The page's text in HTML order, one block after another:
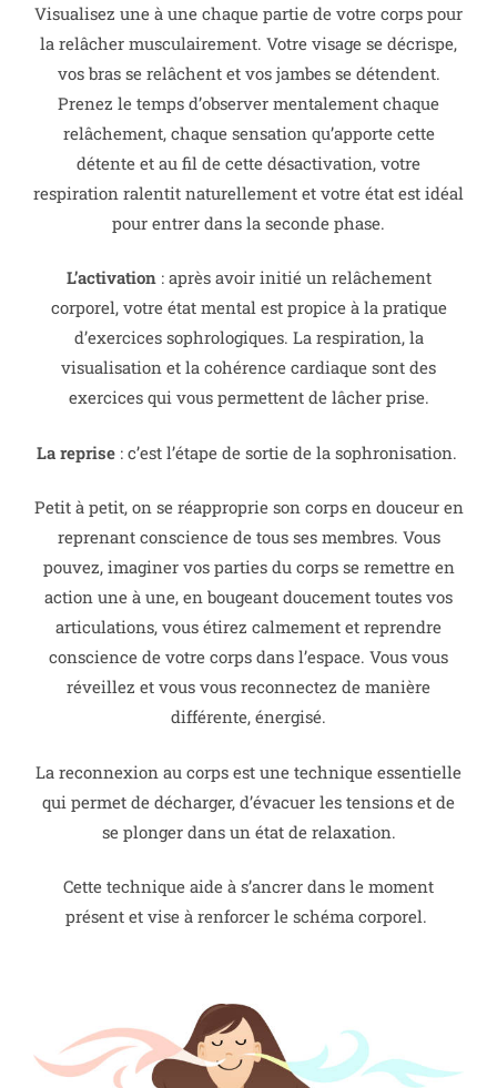
Visualisez une à une chaque partie de votre corps pour
la relâcher musculairement. Votre visage se décrispe,
vos bras se relâchent et vos jambes se détendent.
Prenez le temps d’observer mentalement chaque
relâchement, chaque sensation qu’apporte cette
détente et au fil de cette désactivation, votre
respiration ralentit naturellement et votre état est idéal
pour entrer dans la seconde phase.
L’activation: après avoir initié un relâchement
corporel, votre état mental est propice à la pratique
d’exercices sophrologiques. La respiration, la
visualisation et la cohérence cardiaque sont des
exercices qui vous permettent de lâcher prise.
La reprise: c’est l’étape de sortie de la sophronisation.
Petit à petit, on se réapproprie son corps en douceur en
reprenant conscience de tous ses membres. Vous
pouvez, imaginer vos parties du corps se remettre en
action une à une, en bougeant doucement toutes vos
articulations, vous étirez calmement et reprendre
conscience de votre corps dans l’espace. Vous vous
réveillez et vous vous reconnectez de manière
différente, énergisé.
La reconnexion au corps est une technique essentielle
qui permet de décharger, d’évacuer les tensions et de
se plonger dans un état de relaxation.
Cette technique aide à s’ancrer dans le moment
présent et vise à renforcer le schéma corporel.